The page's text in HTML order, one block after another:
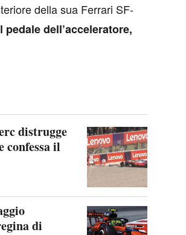
della sua Ferrari SF-
dell’acceleratore,
distrugge
il
di